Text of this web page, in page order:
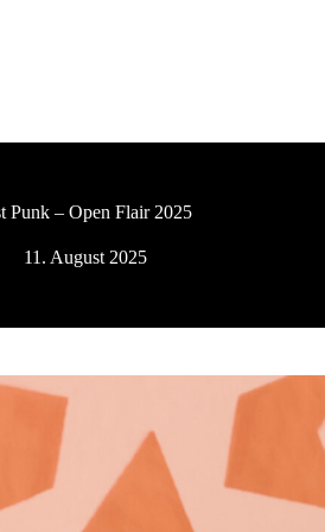
Punk – Open Flair 2025
11. August 2025